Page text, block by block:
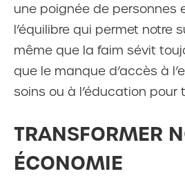
une poignée de personnes
l’équilibre qui permet notre
même que la faim sévit
que le manque d’accès à
soins ou à l’éducation pour
TRANSFORMER
ÉCONOMIE